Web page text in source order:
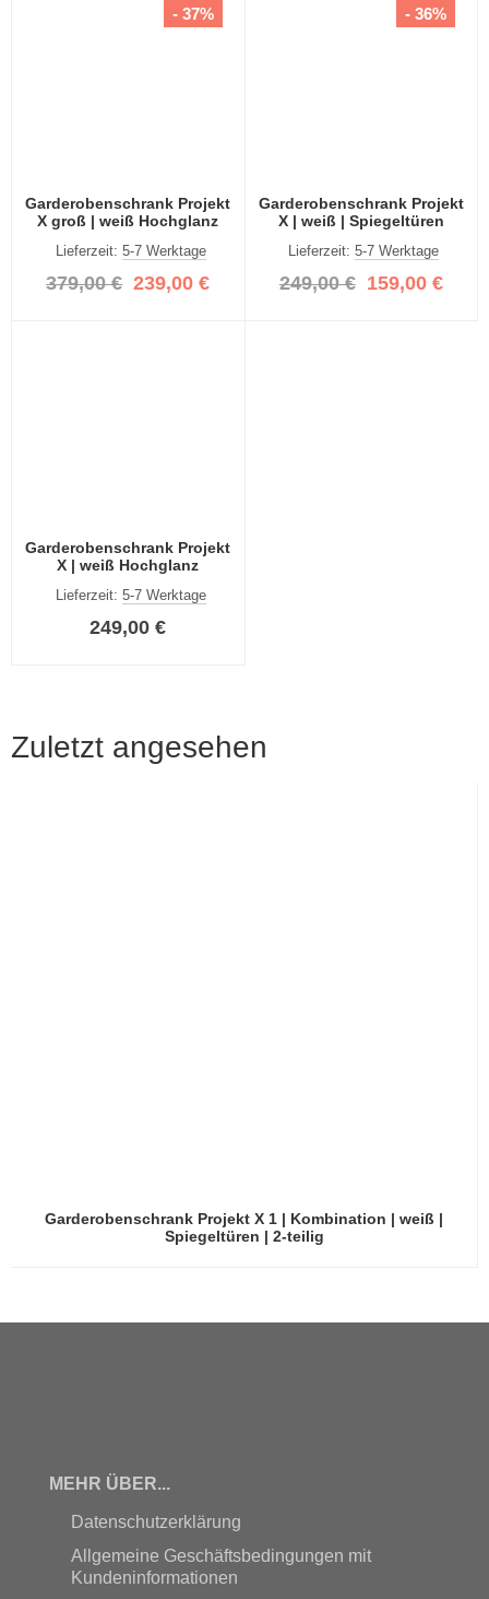
Garderobenschrank Projekt
X groß | weiß Hochglanz
Lieferzeit: 5-7 Werktage
379,00 € 239,00 €
- 37%
Garderobenschrank Projekt
X | weiß | Spiegeltüren
Lieferzeit:5-7 Werktage
249,00 € 159,00 €
- 36%
Garderobenschrank Projekt
X | weiß Hochglanz
Lieferzeit: 5-7 Werktage
249,00 €
Zuletzt angesehen
Garderobenschrank Projekt X 1 | Kombination | weiß |
Spiegeltüren | 2-teilig
MEHR ÜBER...
Datenschutzerklärung
Allgemeine Geschäftsbedingungen mit
Kundeninformationen